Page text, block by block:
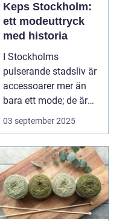
Keps Stockholm:
ett modeuttryck
med historia
I Stockholms
pulserande stadsliv är
accessoarer mer än
bara ett mode; de är
uttryck f...
03 september 2025